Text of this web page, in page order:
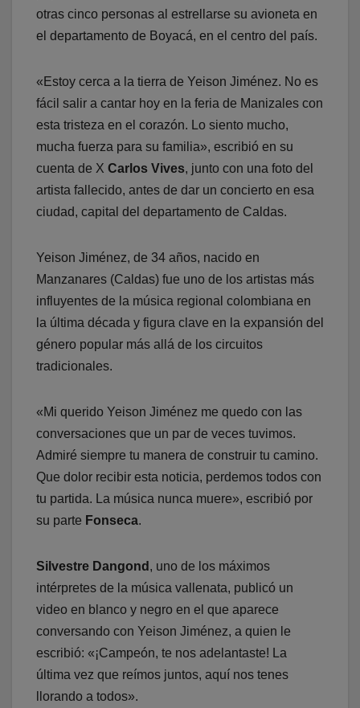
otras cinco personas al estrellarse su avioneta en
el departamento de Boyacá, en el centro del país.
«Estoy cerca a la tierra de Yeison Jiménez. No es
fácil salir a cantar hoy en la feria de Manizales con
esta tristeza en el corazón. Lo siento mucho,
mucha fuerza para su familia», escribió en su
cuenta de X Carlos Vives, junto con una foto del
artista fallecido, antes de dar un concierto en esa
ciudad, capital del departamento de Caldas.
Yeison Jiménez, de 34 años, nacido en
Manzanares (Caldas) fue uno de los artistas más
influyentes de la música regional colombiana en
la última década y figura clave en la expansión del
género popular más allá de los circuitos
tradicionales.
«Mi querido Yeison Jiménez me quedo con las
conversaciones que un par de veces tuvimos.
Admiré siempre tu manera de construir tu camino.
Que dolor recibir esta noticia, perdemos todos con
tu partida. La música nunca muere», escribió por
su parte Fonseca.
Silvestre Dangond , uno de los máximos
intérpretes de la música vallenata, publicó un
video en blanco y negro en el que aparece
conversando con Yeison Jiménez, a quien le
escribió: «¡Campeón, te nos adelantaste! La
última vez que reímos juntos, aquí nos tenes
llorando a todos».